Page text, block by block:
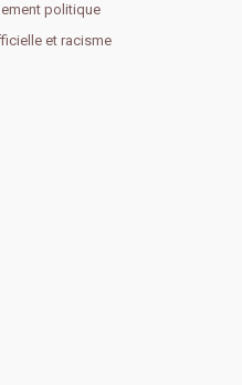
politique
et racisme